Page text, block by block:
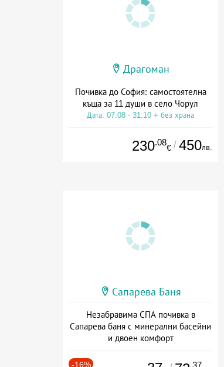
Драгоман
Почивка до София: самостоятелна
къща за 11 души в село Чорул
Дата: 07.08 - 31.10 + без храна
230.08
€ / 450лв.
Сапарева Баня
Незабравима СПА почивка в
Сапарева баня с минерални басейни
и двоен комфорт
-16% .37